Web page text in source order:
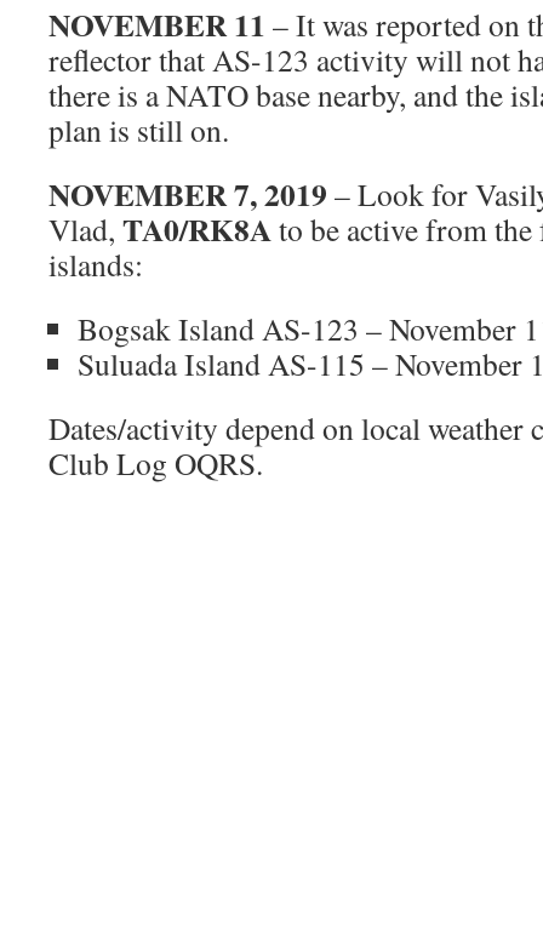
NOVEMBER 11 – It was reported on
reflector that AS-123 activity will not
there is a NATO base nearby, and the
plan is still on.
NOVEMBER 7, 2019 – Look for
Vlad, TA0/RK8Ato be active from
islands:
Bogsak Island AS-123 – November
Suluada Island AS-115 – November
Dates/activity depend on local weather
Club Log OQRS.